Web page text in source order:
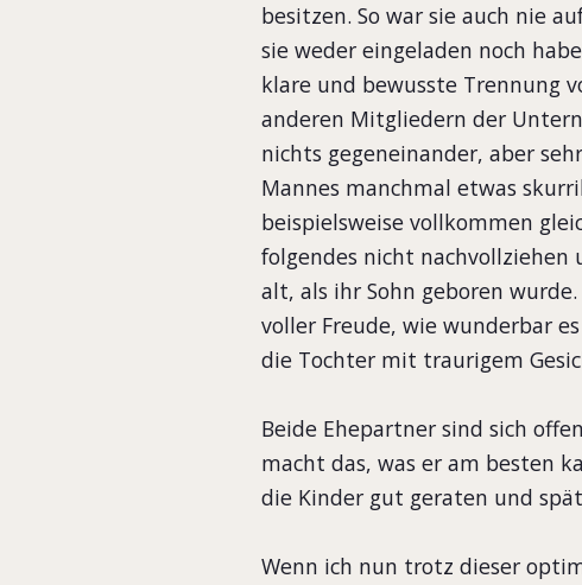
besitzen. So war sie auch nie
sie weder eingeladen noch
klare und bewusste Trennung
anderen Mitgliedern der
nichts gegeneinander, aber
Mannes manchmal etwas
beispielsweise vollkommen
folgendes nicht nachvollziehen
alt, als ihr Sohn geboren
voller Freude, wie wunderbar
die Tochter mit traurigem
Beide Ehepartner sind sich
macht das, was er am besten
die Kinder gut geraten und
Wenn ich nun trotz dieser